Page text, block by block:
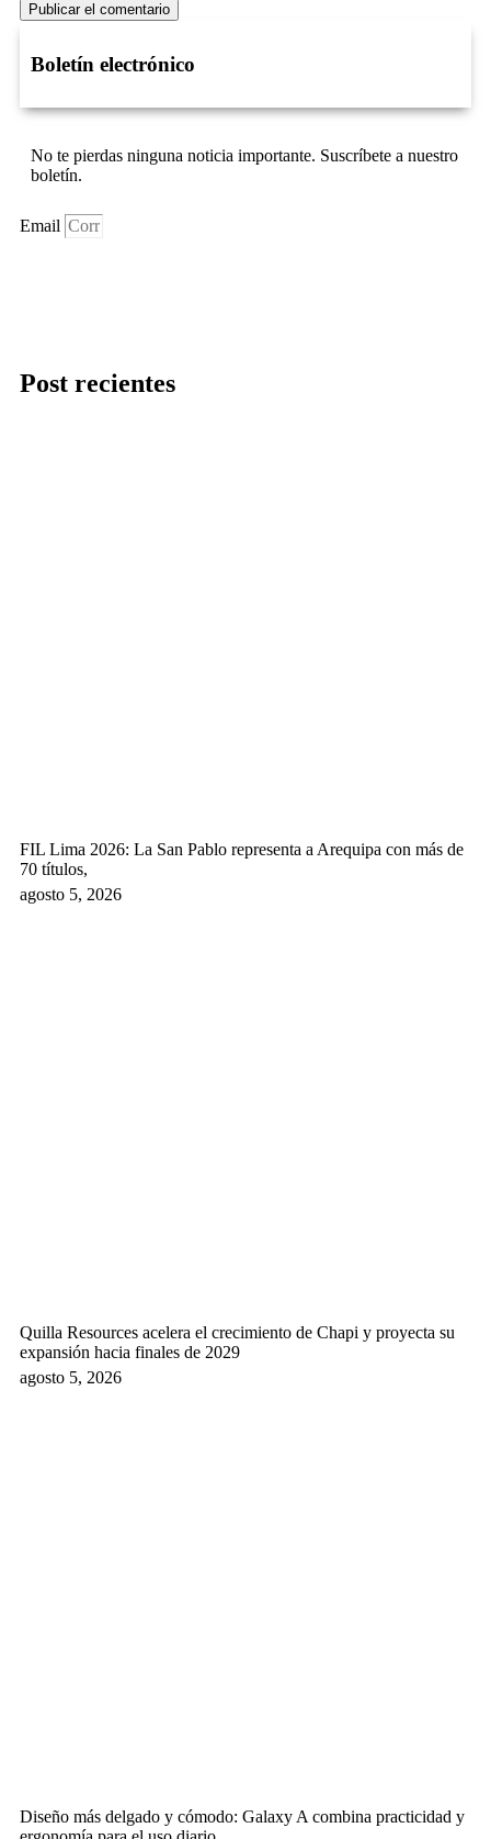
Boletín electrónico
No te pierdas ninguna noticia importante. Suscríbete a nuestro
boletín.
Email
Post recientes
FIL Lima 2026: La San Pablo representa a Arequipa con más de
70 títulos,
agosto 5, 2026
Quilla Resources acelera el crecimiento de Chapi y proyecta su
expansión hacia finales de 2029
agosto 5, 2026
Diseño más delgado y cómodo: Galaxy A combina practicidad y